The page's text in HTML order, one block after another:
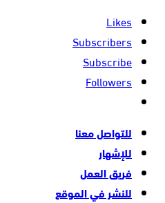
Likes
Subscribers
Subscribe
Followers
للتواصل معنا
للإشهار
فريق العمل
للنشر في الموقع